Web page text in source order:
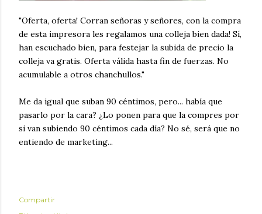
"Oferta, oferta! Corran señoras y señores, con la compra
de esta impresora les regalamos una colleja bien dada! Sí,
han escuchado bien, para festejar la subida de precio la
colleja va gratis. Oferta válida hasta fin de fuerzas. No
acumulable a otros chanchullos."
Me da igual que suban 90 céntimos, pero... había que
pasarlo por la cara? ¿Lo ponen para que la compres por
si van subiendo 90 céntimos cada día? No sé, será que no
entiendo de marketing...
Compartir